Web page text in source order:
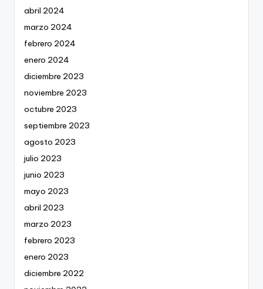
abril 2024
marzo 2024
febrero 2024
enero 2024
diciembre 2023
noviembre 2023
octubre 2023
septiembre 2023
agosto 2023
julio 2023
junio 2023
mayo 2023
abril 2023
marzo 2023
febrero 2023
enero 2023
diciembre 2022